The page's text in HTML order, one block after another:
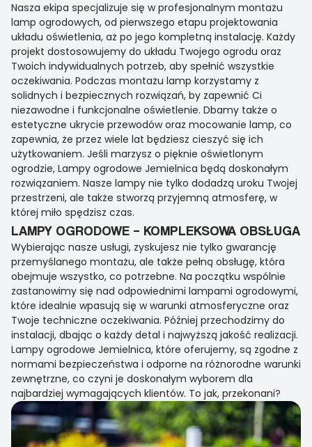
Nasza ekipa specjalizuje się w profesjonalnym montażu
lamp ogrodowych, od pierwszego etapu projektowania
układu oświetlenia, aż po jego kompletną instalację. Każdy
projekt dostosowujemy do układu Twojego ogrodu oraz
Twoich indywidualnych potrzeb, aby spełnić wszystkie
oczekiwania. Podczas montażu lamp korzystamy z
solidnych i bezpiecznych rozwiązań, by zapewnić Ci
niezawodne i funkcjonalne oświetlenie. Dbamy także o
estetyczne ukrycie przewodów oraz mocowanie lamp, co
zapewnia, że przez wiele lat będziesz cieszyć się ich
użytkowaniem. Jeśli marzysz o pięknie oświetlonym
ogrodzie, Lampy ogrodowe Jemielnica będą doskonałym
rozwiązaniem. Nasze lampy nie tylko dodadzą uroku Twojej
przestrzeni, ale także stworzą przyjemną atmosferę, w
której miło spędzisz czas.
LAMPY OGRODOWE – KOMPLEKSOWA OBSŁUGA
Wybierając nasze usługi, zyskujesz nie tylko gwarancję
przemyślanego montażu, ale także pełną obsługę, która
obejmuje wszystko, co potrzebne. Na początku wspólnie
zastanowimy się nad odpowiednimi lampami ogrodowymi,
które idealnie wpasują się w warunki atmosferyczne oraz
Twoje techniczne oczekiwania. Później przechodzimy do
instalacji, dbając o każdy detal i najwyższą jakość realizacji.
Lampy ogrodowe Jemielnica, które oferujemy, są zgodne z
normami bezpieczeństwa i odporne na różnorodne warunki
zewnętrzne, co czyni je doskonałym wyborem dla
najbardziej wymagających klientów. To jak, przekonani?